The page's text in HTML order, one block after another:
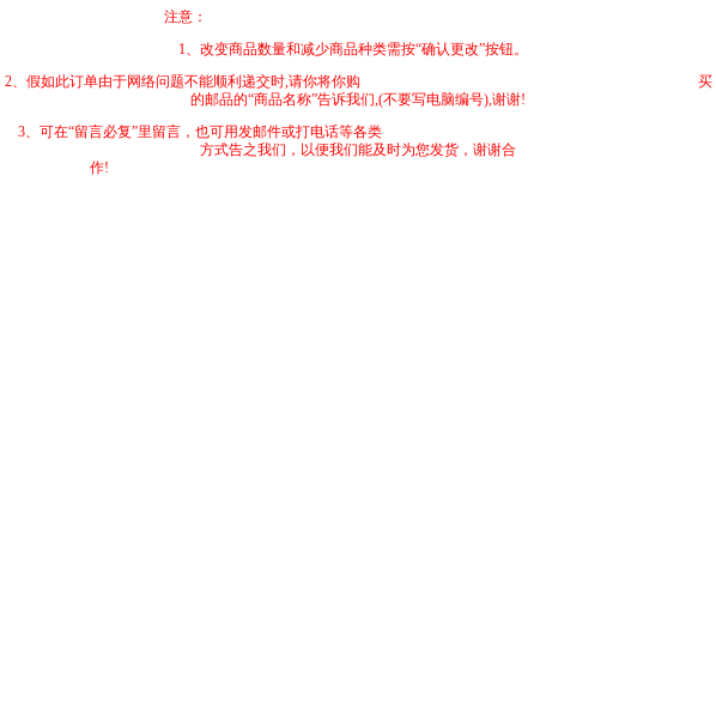
注意：
1、改变商品数量和减少商品种类需按“确认更改”按钮。
2、假如此订单由于网络问题不能顺利递交时,请你将你购 买
的邮品的“商品名称”告诉我们,(不要写电脑编号),谢谢!
3、可在“留言必复”里留言，也可用发邮件或打电话等各类
方式告之我们，以便我们能及时为您发货，谢谢合
作!